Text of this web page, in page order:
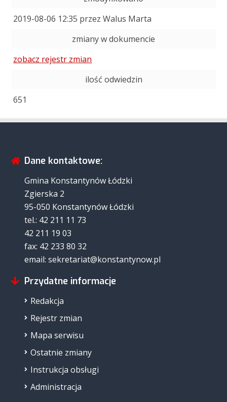
2019-08-06 12:35 przez Walus Marta
zmiany w dokumencie
zobacz rejestr zmian
ilość odwiedzin
651
Dane kontaktowe:
Gmina Konstantynów Łódzki
Zgierska 2
95-050 Konstantynów Łódzki
tel.: 42 211 11 73
42 211 19 03
fax: 42 233 80 32
email: sekretariat@konstantynow.pl
Przydatne informacje
Redakcja
Rejestr zmian
Mapa serwisu
Ostatnie zmiany
Instrukcja obsługi
Administracja